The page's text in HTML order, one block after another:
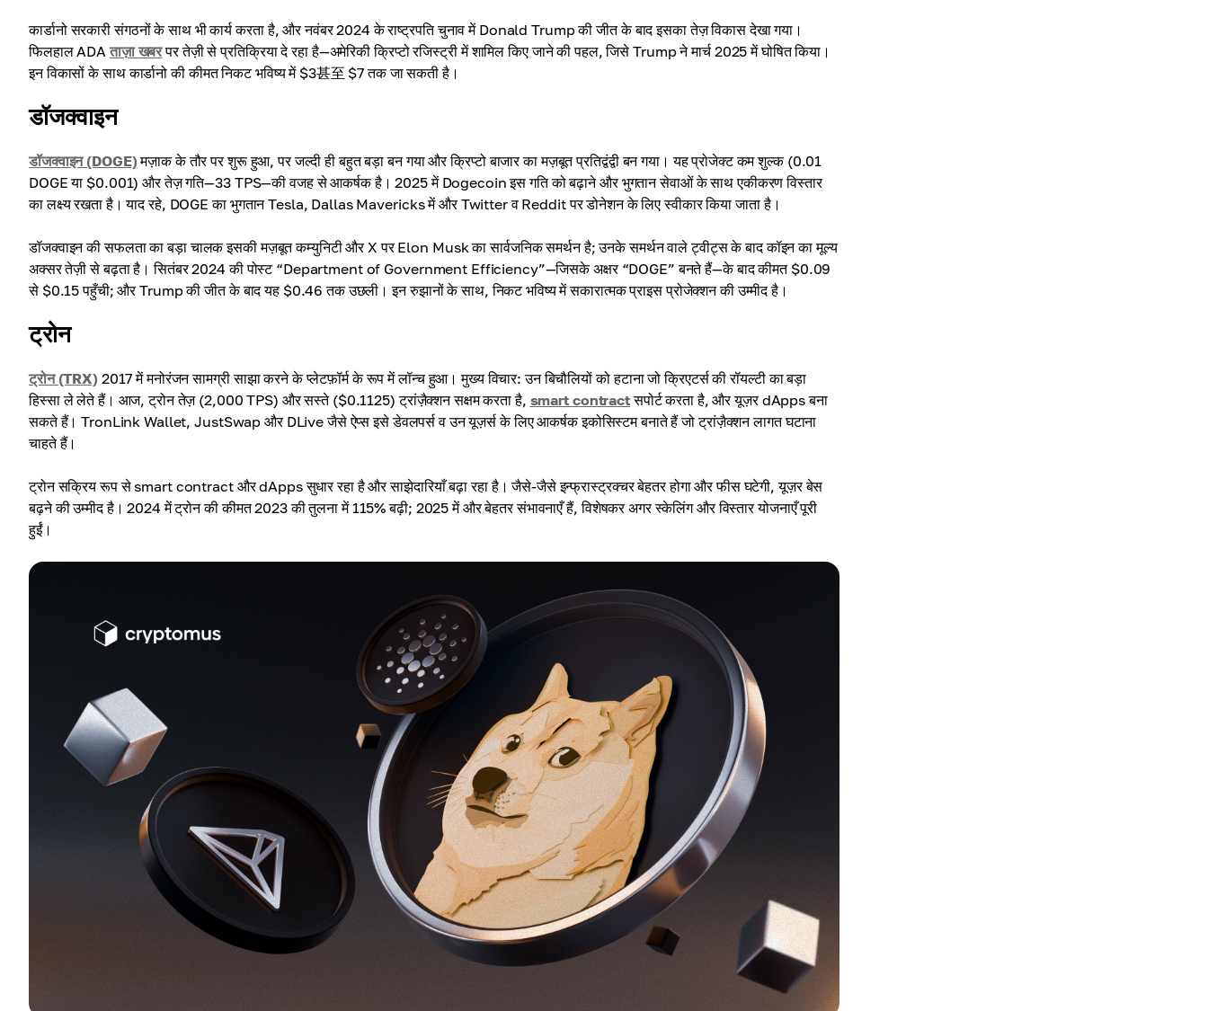
कार्डानो सरकारी संगठनों के साथ भी कार्य करता है, और नवंबर 2024 के राष्ट्रपति चुनाव में Donald Trump की जीत के बाद इसका तेज़ विकास देखा गया।
फिलहाल ADAताज़ा खबरपर तेज़ी से प्रतिक्रिया दे रहा है—अमेरिकी क्रिप्टो रजिस्ट्री में शामिल किए जाने की पहल, जिसे Trump ने मार्च 2025 में घोषित किया।
इन विकासों के साथ कार्डानो की कीमत निकट भविष्य में $3甚至 $7 तक जा सकती है।
डॉजक्वाइन
डॉजक्वाइन (DOGE)मज़ाक के तौर पर शुरू हुआ, पर जल्दी ही बहुत बड़ा बन गया और क्रिप्टो बाजार का मज़बूत प्रतिद्वंद्वी बन गया। यह प्रोजेक्ट कम शुल्क (0.01
DOGE या $0.001) और तेज़ गति—33 TPS—की वजह से आकर्षक है। 2025 में Dogecoin इस गति को बढ़ाने और भुगतान सेवाओं के साथ एकीकरण विस्तार
का लक्ष्य रखता है। याद रहे, DOGE का भुगतान Tesla, Dallas Mavericks में और Twitter व Reddit पर डोनेशन के लिए स्वीकार किया जाता है।
डॉजक्वाइन की सफलता का बड़ा चालक इसकी मज़बूत कम्युनिटी और X पर Elon Musk का सार्वजनिक समर्थन है; उनके समर्थन वाले ट्वीट्स के बाद कॉइन का मूल्य
अक्सर तेज़ी से बढ़ता है। सितंबर 2024 की पोस्ट “Department of Government Efficiency”—जिसके अक्षर “DOGE” बनते हैं—के बाद कीमत $0.09
से $0.15 पहुँची; और Trump की जीत के बाद यह $0.46 तक उछली। इन रुझानों के साथ, निकट भविष्य में सकारात्मक प्राइस प्रोजेक्शन की उम्मीद है।
ट्रोन
ट्रोन (TRX) 2017 में मनोरंजन सामग्री साझा करने के प्लेटफ़ॉर्म के रूप में लॉन्च हुआ। मुख्य विचार: उन बिचौलियों को हटाना जो क्रिएटर्स की रॉयल्टी का बड़ा
हिस्सा ले लेते हैं। आज, ट्रोन तेज़ (2,000 TPS) और सस्ते ($0.1125) ट्रांज़ैक्शन सक्षम करता है, smart contractसपोर्ट करता है, और यूज़र dApps बना
सकते हैं। TronLink Wallet, JustSwap और DLive जैसे ऐप्स इसे डेवलपर्स व उन यूज़र्स के लिए आकर्षक इकोसिस्टम बनाते हैं जो ट्रांज़ैक्शन लागत घटाना
चाहते हैं।
ट्रोन सक्रिय रूप से smart contract और dApps सुधार रहा है और साझेदारियाँ बढ़ा रहा है। जैसे-जैसे इन्फ्रास्ट्रक्चर बेहतर होगा और फीस घटेगी, यूज़र बेस
बढ़ने की उम्मीद है। 2024 में ट्रोन की कीमत 2023 की तुलना में 115% बढ़ी; 2025 में और बेहतर संभावनाएँ हैं, विशेषकर अगर स्केलिंग और विस्तार योजनाएँ पूरी
हुईं।